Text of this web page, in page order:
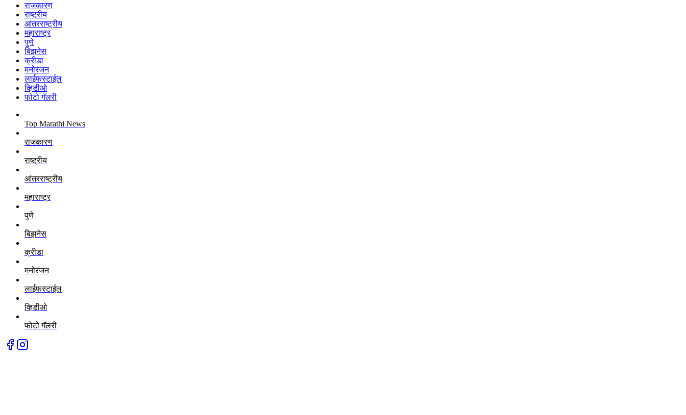
राजकारण
राष्ट्रीय
आंतरराष्ट्रीय
महाराष्ट्र
पुणे
बिझनेस
क्रीडा
मनोरंजन
लाईफस्टाईल
व्हिडीओ
फोटो गॅलरी
Top Marathi News
राजकारण
राष्ट्रीय
आंतरराष्ट्रीय
महाराष्ट्र
पुणे
बिझनेस
क्रीडा
मनोरंजन
लाईफस्टाईल
व्हिडीओ
फोटो गॅलरी